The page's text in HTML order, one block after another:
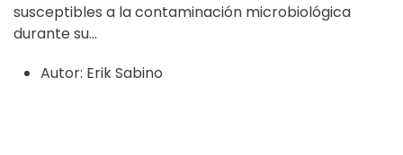
susceptibles a la contaminación microbiológica
durante su...
Autor: Erik Sabino